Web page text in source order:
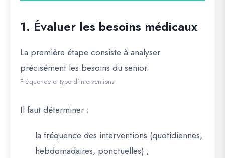
1. Évaluer les besoins médicaux
La première étape consiste à analyser
précisément les besoins du senior.
Fréquence et type d’interventions
Il faut déterminer :
la fréquence des interventions (quotidiennes,
hebdomadaires, ponctuelles) ;